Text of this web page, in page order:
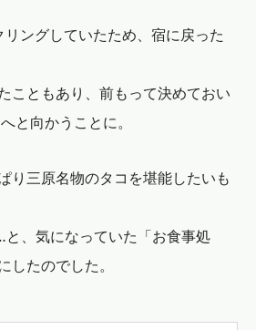
ングしていたため、宿に戻った
こともあり、前もって決めておい
と向かうことに。
り三原名物のタコを堪能したいも
、気になっていた「お食事処
したのでした。